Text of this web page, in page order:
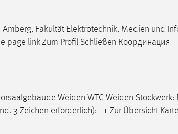
Fakultät Elektrotechnik, Medien und
page link Zum Profil Schließen Координация
Weiden WTC Weiden
3 Zeichen erforderlich): - + Zur Übersicht Karte